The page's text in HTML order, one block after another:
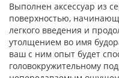
Выполнен аксессуар из
поверхностью,
легкого введения и
утолщением во имя
ваш с ним опыт будет
головокружительному